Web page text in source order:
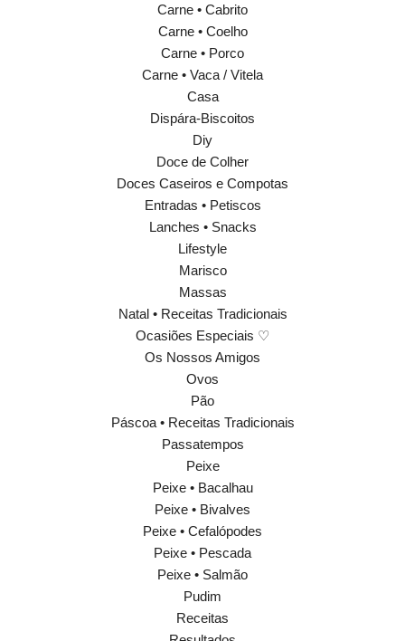
Carne • Cabrito
Carne • Coelho
Carne • Porco
Carne • Vaca / Vitela
Casa
Dispára-Biscoitos
Diy
Doce de Colher
Doces Caseiros e Compotas
Entradas • Petiscos
Lanches • Snacks
Lifestyle
Marisco
Massas
Natal • Receitas Tradicionais
Ocasiões Especiais ♡
Os Nossos Amigos
Ovos
Pão
Páscoa • Receitas Tradicionais
Passatempos
Peixe
Peixe • Bacalhau
Peixe • Bivalves
Peixe • Cefalópodes
Peixe • Pescada
Peixe • Salmão
Pudim
Receitas